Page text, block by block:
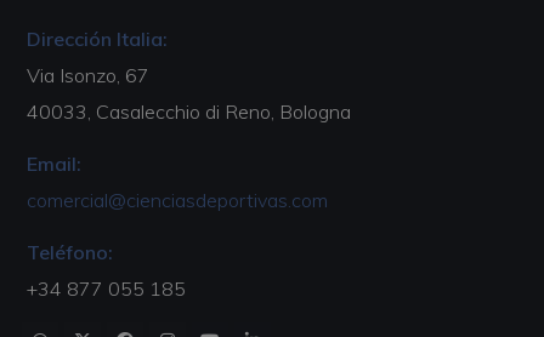
Dirección Italia:
Via Isonzo, 67
40033, Casalecchio di Reno, Bologna
Email:
comercial@cienciasdeportivas.com
Teléfono:
+34 877 055 185